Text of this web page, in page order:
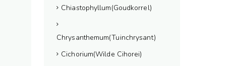
Chiastophyllum(Goudkorrel)
Chrysanthemum(Tuinchrysant)
Cichorium(Wilde Cihorei)